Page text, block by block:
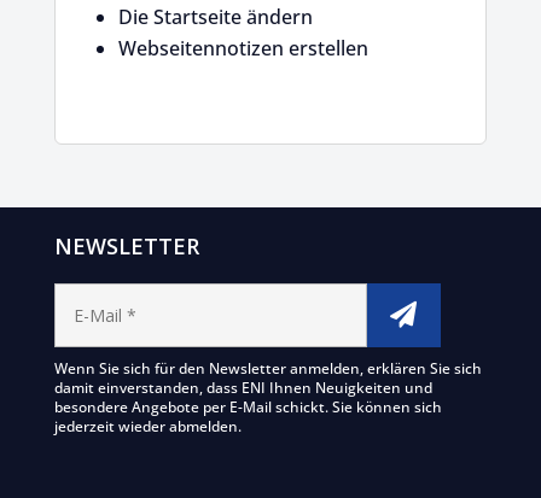
Die Startseite ändern
Webseitennotizen erstellen
NEWSLETTER
Wenn Sie sich für den Newsletter anmelden, erklären Sie sich
damit einverstanden, dass ENI Ihnen Neuigkeiten und
besondere Angebote per E-Mail schickt. Sie können sich
jederzeit wieder abmelden.